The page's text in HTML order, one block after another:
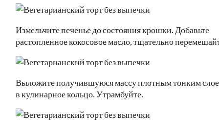
Измельчите печенье до состояния крошки. Добавьте
растопленное кокосовое масло, тщательно
Выложите получившуюся массу плотным тонким
в кулинарное кольцо. Утрамбуйте.